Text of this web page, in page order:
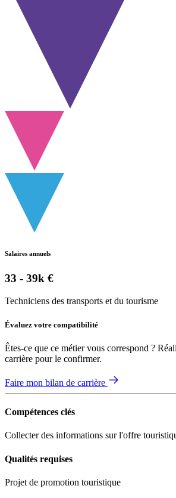
Salaires annuels
33 - 39k €
Techniciens des transports et du tourisme
Évaluez votre compatibilité
Êtes-ce que ce métier vous correspond ?
carrière pour le confirmer.
Faire mon bilan de carrière
Compétences clés
Collecter des informations sur l'offre
Qualités requises
Projet de promotion touristique